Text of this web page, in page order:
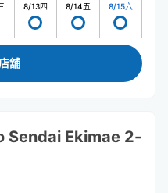
8/13四 8/14五 8/15六
舖
Sendai Ekimae 2-